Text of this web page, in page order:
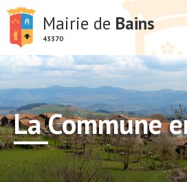
Mairie de Bains
43370
La Commune